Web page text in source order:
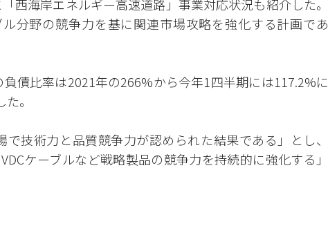
西海岸エネルギー高速道路」事業対応状況も紹介した。
分野の競争力を基に関連市場攻略を強化する計画であ
債比率は2021年の266%から今年1四半期には117.2%に
。
技術力と品質競争力が認められた結果である」とし、
ケーブルなど戦略製品の競争力を持続的に強化する」